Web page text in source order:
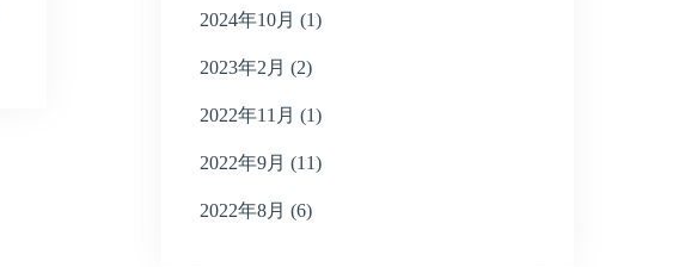
2024年10月 (1)
2023年2月 (2)
2022年11月 (1)
2022年9月 (11)
2022年8月 (6)